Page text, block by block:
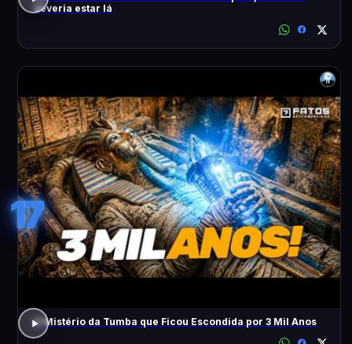
deveria estar lá
17
O Mistério da Tumba que Ficou Escondida por 3 Mil Anos